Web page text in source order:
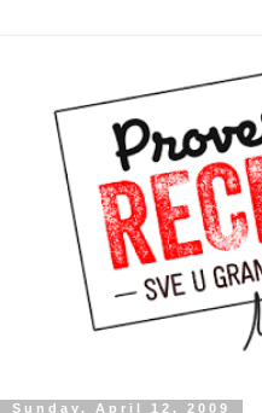
Sunday, April 12, 2009